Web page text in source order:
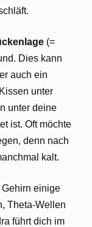
(=
Dies kann
auch ein
unter
unter deine
ist. Oft möchte
denn nach
kalt.
einige
Theta-Wellen
führt dich im